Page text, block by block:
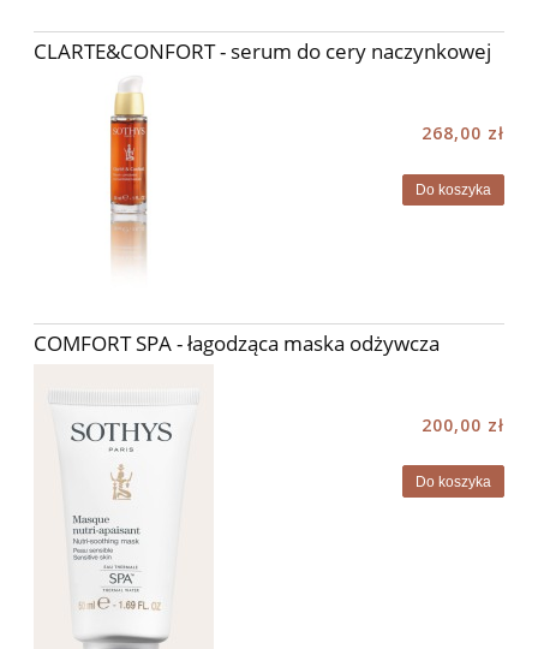
CLARTE&CONFORT - serum do cery naczynkowej
268,00 zł
Do koszyka
COMFORT SPA - łagodząca maska odżywcza
200,00 zł
Do koszyka